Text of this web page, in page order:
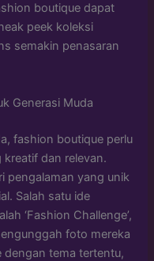
boutique dapat
peek koleksi
semakin penasaran
Generasi Muda
fashion boutique perlu
dan relevan.
pengalaman yang unik
Salah satu ide
‘Fashion Challenge’,
foto mereka
dengan tema tertentu,